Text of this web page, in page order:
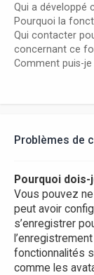
Qui a développé
Pourquoi la
Qui contacter
concernant ce
Comment puis-
Problèmes de
Pourquoi dois-
Vous pouvez
peut avoir
s’enregistrer
fonctionnalités
comme les